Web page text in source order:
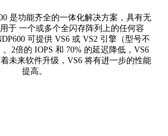
是功能齐全的一体化解决方案，具有无
于 一个或多个全闪存阵列上的任何容
可提供 VS6 或 VS2 引擎（型号不
2倍的 IOPS 和 70% 的延迟降低，VS6
未来软件升级，VS6 将有进一步的性能
提高。